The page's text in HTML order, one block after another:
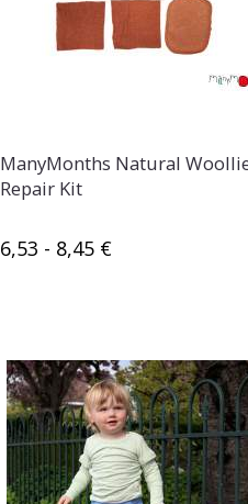
ManyMonths Natural
Repair Kit
6,53 - 8,45 €